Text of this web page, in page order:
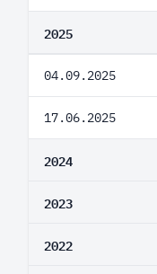
2025
04.09.2025
17.06.2025
2024
2023
2022